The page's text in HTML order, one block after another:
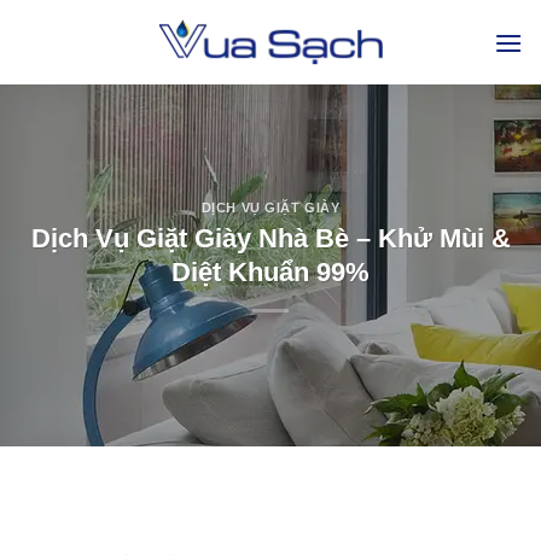
DỊCH VỤ GIẶT GIÀY
Dịch Vụ Giặt Giày Nhà Bè – Khử Mùi &
Diệt Khuẩn 99%